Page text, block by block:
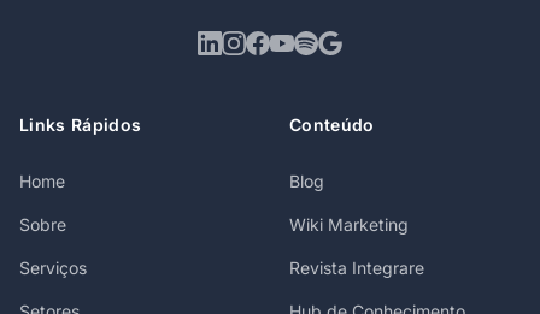
Links Rápidos
Home
Sobre
Serviços
Conteúdo
Blog
Wiki Marketing
Revista Integrare